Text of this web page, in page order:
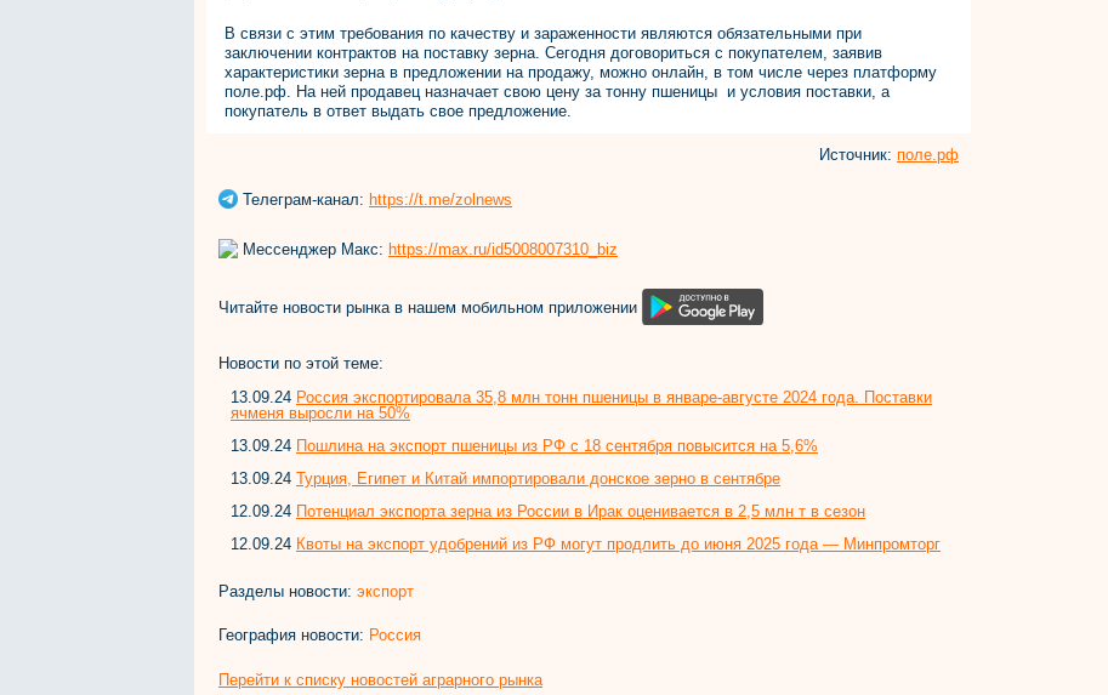
В связи с этим требования по качеству и зараженности являются обязательными при
заключении контрактов на поставку зерна. Сегодня договориться с покупателем, заявив
характеристики зерна в предложении на продажу, можно онлайн, в том числе через платформу
поле.рф. На ней продавец назначает свою цену за тонну пшеницы и условия поставки, а
покупатель в ответ выдать свое предложение.
Источник: поле.рф
Телеграм-канал: https://t.me/zolnews
Мессенджер Макс: https://max.ru/id5008007310_biz
Читайте новости рынка в нашем мобильном приложении
Новости по этой теме:
13.09.24 Россия экспортировала 35,8 млн тонн пшеницы в январе-августе 2024 года. Поставки
ячменя выросли на 50%
13.09.24 Пошлина на экспорт пшеницы из РФ с 18 сентября повысится на 5,6%
13.09.24 Турция, Египет и Китай импортировали донское зерно в сентябре
12.09.24 Потенциал экспорта зерна из России в Ирак оценивается в 2,5 млн т в сезон
12.09.24 Квоты на экспорт удобрений из РФ могут продлить до июня 2025 года — Минпромторг
Разделы новости: экспорт
География новости: Россия
Перейти к списку новостей аграрного рынка